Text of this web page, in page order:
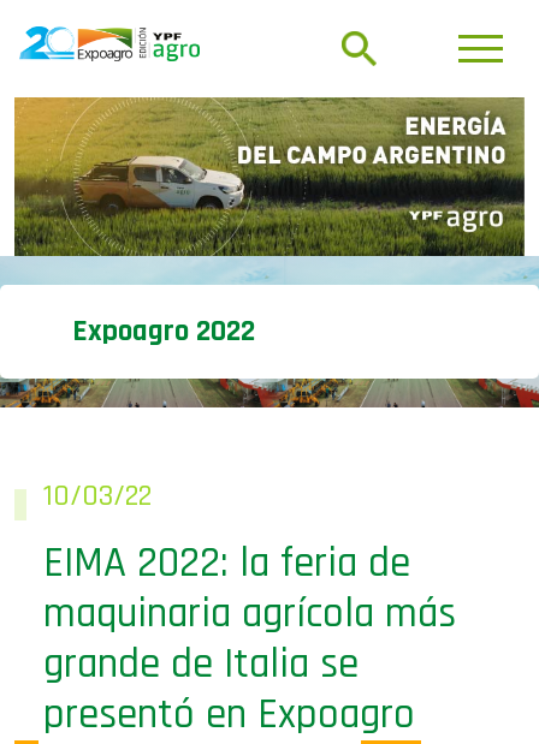
Expoagro 2022
10/03/22
EIMA 2022: la feria de
maquinaria agrícola más
grande de Italia se
presentó en Expoagro